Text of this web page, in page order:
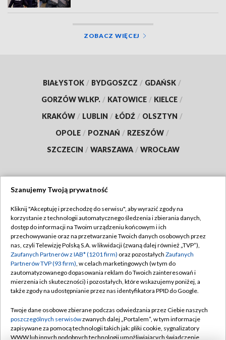
ZOBACZ WIĘCEJ
BIAŁYSTOK / BYDGOSZCZ / GDAŃSK /
GORZÓW WLKP. / KATOWICE / KIELCE /
KRAKÓW / LUBLIN / ŁÓDŹ / OLSZTYN /
OPOLE / POZNAŃ / RZESZÓW /
SZCZECIN / WARSZAWA / WROCŁAW
TVP
Abonament TVP
Emisja w TVP
Centrum informacji TVP
Naziemna Telewizja Cyfrowa
Rada Programowa
System NOS
Regulamin TVP
Polityka prywatności
Moje zgody
Pomoc
Kontakt
Szanujemy Twoją prywatność
Kliknij "Akceptuję i przechodzę do serwisu", aby wyrazić zgody na
korzystanie z technologii automatycznego śledzenia i zbierania danych,
dostęp do informacji na Twoim urządzeniu końcowym i ich
przechowywanie oraz na przetwarzanie Twoich danych osobowych przez
nas, czyli Telewizję Polską S.A. w likwidacji (zwaną dalej również „TVP”),
Zaufanych Partnerów z IAB* (1201 firm) oraz pozostałych Zaufanych
Partnerów TVP (93 firm), w celach marketingowych (w tym do
zautomatyzowanego dopasowania reklam do Twoich zainteresowań i
mierzenia ich skuteczności) i pozostałych, które wskazujemy poniżej, a
także zgody na udostępnianie przez nas identyfikatora PPID do Google.
Twoje dane osobowe zbierane podczas odwiedzania przez Ciebie naszych
poszczególnych serwisówzwanych dalej „Portalem”, w tym informacje
zapisywane za pomocą technologii takich jak: pliki cookie, sygnalizatory
WWW lub innych podobnych technologii umożliwiających świadczenie